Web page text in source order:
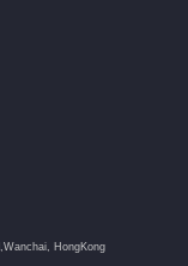
Wanchai, HongKong